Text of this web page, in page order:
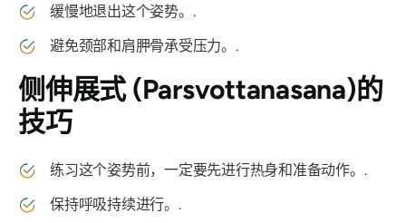
缓慢地退出这个姿势。.
避免颈部和肩胛骨承受压力。.
侧伸展式 (Parsvottanasana)的
技巧
练习这个姿势前，一定要先进行热身和准备动作。.
保持呼吸持续进行。.